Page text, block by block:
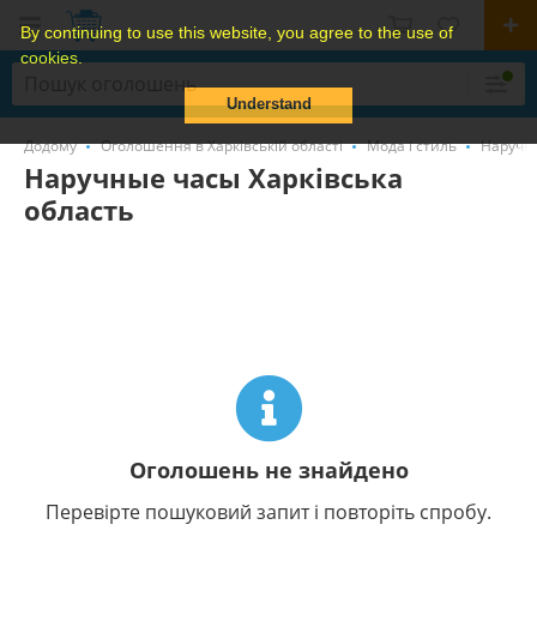
By continuing to use this website, you agree to the use of
cookies.
Understand
Додому Оголошення в Харківській області Мода і стиль
Наручные часы Харківська
область
Оголошень не знайдено
Перевірте пошуковий запит і повторіть спробу.